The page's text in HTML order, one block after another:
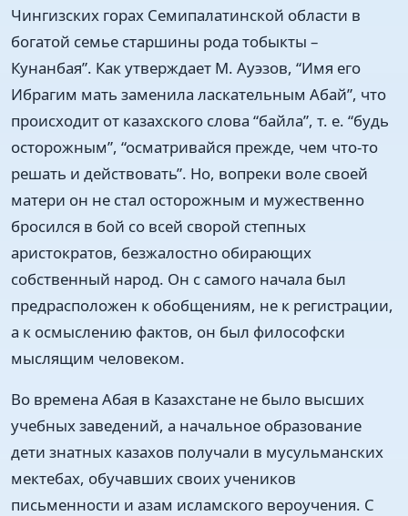
Чингизских горах Семипалатинской области в
богатой семье старшины рода тобыкты –
Кунанбая”. Как утверждает М. Ауэзов, “Имя его
Ибрагим мать заменила ласкательным Абай”, что
происходит от казахского слова “байла”, т. е. “будь
осторожным”, “осматривайся прежде, чем что-то
решать и действовать”. Но, вопреки воле своей
матери он не стал осторожным и мужественно
бросился в бой со всей сворой степных
аристократов, безжалостно обирающих
собственный народ. Он с самого начала был
предрасположен к обобщениям, не к регистрации,
а к осмыслению фактов, он был философски
мыслящим человеком.
Во времена Абая в Казахстане не было высших
учебных заведений, а начальное образование
дети знатных казахов получали в мусульманских
мектебах, обучавших своих учеников
письменности и азам исламского вероучения. С